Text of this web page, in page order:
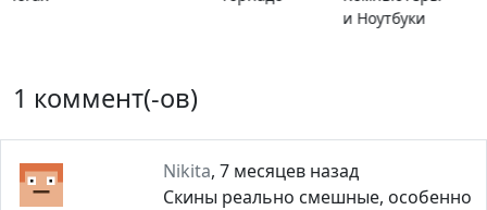
1 коммент(-ов)
Nikita, 7 месяцев назад
Скины реально смешные, особенно